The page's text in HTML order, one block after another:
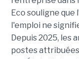
Eco souligne
l'emploi ne
Depuis 2025, les
postes